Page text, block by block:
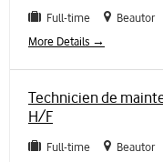
Full-time Beautor
More Details
Technicien de
H/F
Full-time Beautor